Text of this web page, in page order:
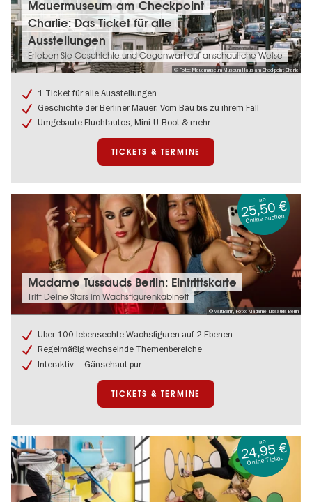
© Foto: Mauermuseum Museum Haus am Checkpoint Charlie
Tickets
&
Termine:
Mauermuseum
am
Checkpoint
Charlie:
Ticket
für
alle
Mauermuseum am Checkpoint
Charlie: Das Ticket für alle
Ausstellungen
Erleben Sie Geschichte und Gegenwart auf anschauliche Weise
1 Ticket für alle Ausstellungen
Geschichte der Berliner Mauer: Vom Bau bis zu ihrem Fall
Umgebaute Fluchtautos, Mini-U-Boot & mehr
TICKETS & TERMINE
© visitBerlin, Foto: Madame Tussauds Berlin
Tickets
&
Termine:
Madame
Berlin:
Eintrittskarte
Madame Tussauds Berlin: Eintrittskarte
Triff Deine Stars im Wachsfigurenkabinett
ab
25,50 €
Online buchen
Über 100 lebensechte Wachsfiguren auf 2 Ebenen
Regelmäßig wechselnde Themenbereiche
Interaktiv – Gänsehaut pur
TICKETS & TERMINE
ab
24,95 €
Online Ticket